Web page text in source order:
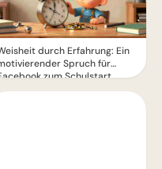
durch Erfahrung: Ein
Spruch für
zum Schulstart.